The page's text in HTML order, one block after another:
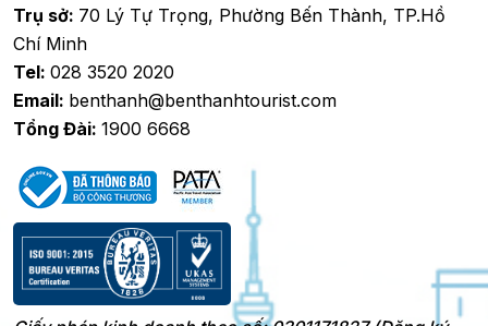
Trụ sở: 70 Lý Tự Trọng, Phường Bến Thành, TP.Hồ
Chí Minh
Tel: 028 3520 2020
Email: benthanh@benthanhtourist.com
Tổng Đài: 1900 6668